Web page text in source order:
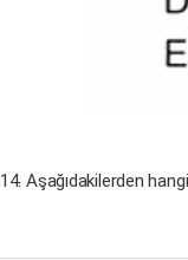
14. Aşağıdakilerden